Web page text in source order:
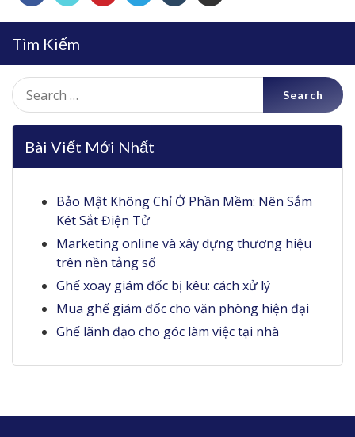
Tìm Kiếm
Search
for:
Bài Viết Mới Nhất
Bảo Mật Không Chỉ Ở Phần Mềm: Nên Sắm
Két Sắt Điện Tử
Marketing online và xây dựng thương hiệu
trên nền tảng số
Ghế xoay giám đốc bị kêu: cách xử lý
Mua ghế giám đốc cho văn phòng hiện đại
Ghế lãnh đạo cho góc làm việc tại nhà